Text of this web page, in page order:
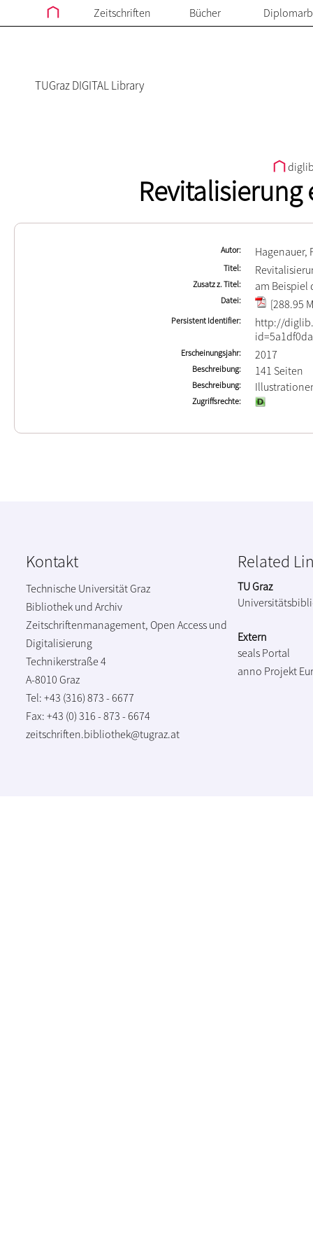
Zeitschriften Bücher
TUGraz DIGITAL Library
Autor Hagenauer,
Titel
Zusatz z. Titel am Beispiel
Datei [288.95
Persistent Identifier
http://
Erscheinungsjahr 2017
Beschreibung 141 Seiten
Beschreibung
Zugriffsrechte
Kontakt
Technische Universität Graz
Bibliothek und Archiv
Zeitschriftenmanagement, Open Access und
Digitalisierung
Technikerstraße 4
A-8010 Graz
Tel: +43 (316) 873 - 6677
Fax: +43 (0) 316 - 873 - 6674
zeitschriften.bibliothek@tugraz.at
Related
TU Graz
Extern
seals Portal
anno Projekt